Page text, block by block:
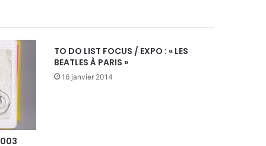
TO DO LIST FOCUS / EXPO : « LES
BEATLES À PARIS »
16 janvier 2014